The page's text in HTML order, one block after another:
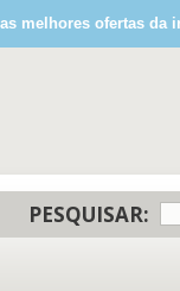
melhores ofertas da
PESQUISAR: